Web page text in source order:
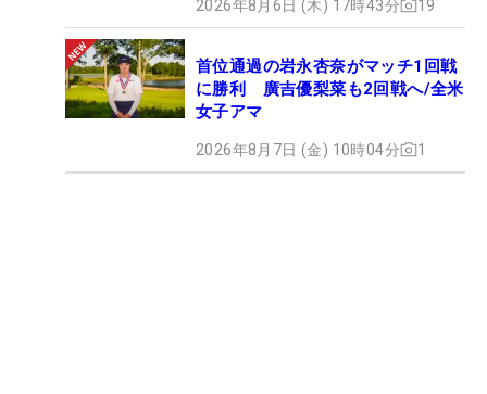
2026年8月6日 (木) 17時43分 19
首位通過の岩永杏奈がマッチ1回戦
に勝利 廣吉優梨菜も2回戦へ/全米
女子アマ
2026年8月7日 (金) 10時04分 1